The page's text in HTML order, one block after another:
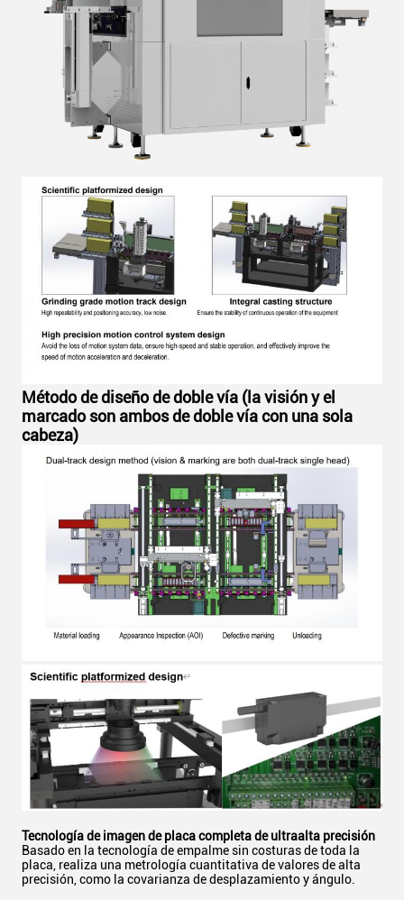
Método de diseño de doble vía (la visión y el
marcado son ambos de doble vía con una sola
cabeza)
Tecnología de imagen de placa completa de ultraalta precisión
Basado en la tecnología de empalme sin costuras de toda la
placa, realiza una metrología cuantitativa de valores de alta
precisión, como la covarianza de desplazamiento y ángulo.